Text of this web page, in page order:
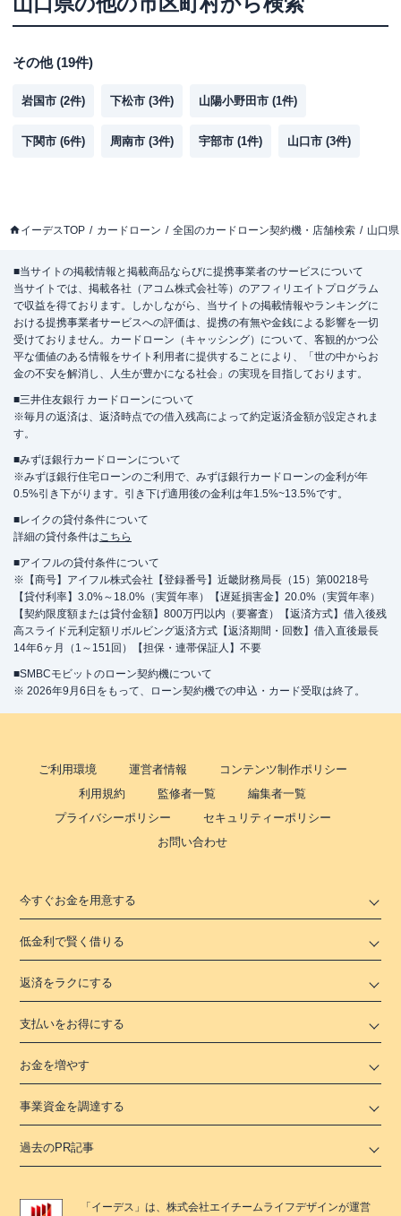
その他(19件)
岩国市 (2件) 下松市 (3件) 山陽小野田市 (1件)
下関市 (6件) 周南市 (3件) 宇部市 (1件) 山口市 (3件)
イーデスTOP カードローン 全国のカードローン契約機・店舗検索 山口県
■当サイトの掲載情報と掲載商品ならびに提携事業者のサービスについて
当サイトでは、掲載各社（アコム株式会社等）のアフィリエイトプログラム
で収益を得ております。しかしながら、当サイトの掲載情報やランキングに
おける提携事業者サービスへの評価は、提携の有無や金銭による影響を一切
受けておりません。カードローン（キャッシング）について、客観的かつ公
平な価値のある情報をサイト利用者に提供することにより、「世の中からお
金の不安を解消し、人生が豊かになる社会」の実現を目指しております。
■三井住友銀行 カードローンについて
※毎月の返済は、返済時点での借入残高によって約定返済金額が設定されま
す。
■みずほ銀行カードローンについて
※みずほ銀行住宅ローンのご利用で、みずほ銀行カードローンの金利が年
0.5%引き下がります。引き下げ適用後の金利は年1.5%~13.5%です。
■レイクの貸付条件について
詳細の貸付条件はこちら
■アイフルの貸付条件について
※【商号】アイフル株式会社【登録番号】近畿財務局長（15）第00218号
【貸付利率】3.0%～18.0%（実質年率）【遅延損害金】20.0%（実質年率）
【契約限度額または貸付金額】800万円以内（要審査）【返済方式】借入後残
高スライド元利定額リボルビング返済方式【返済期間・回数】借入直後最長
14年6ヶ月（1～151回）【担保・連帯保証人】不要
■SMBCモビットのローン契約機について
※ 2026年9月6日をもって、ローン契約機での申込・カード受取は終了。
ご利用環境 運営者情報
コンテンツ制作ポリシー
利用規約
監修者一覧
編集者一覧
プライバシーポリシー
セキュリティーポリシー
お問い合わせ
今すぐお金を用意する
低金利で賢く借りる
返済をラクにする
支払いをお得にする
お金を増やす
事業資金を調達する
過去のPR記事
「 イーデス 」は、株式会社エイチームライフデザインが運営